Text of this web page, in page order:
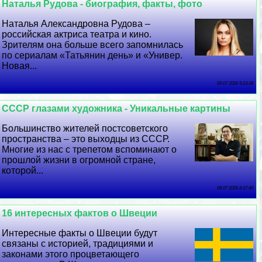
Наталья Рудова - биография, факты, фото
Наталья Александровна Рудова –
российская актриса театра и кино.
Зрителям она больше всего запомнилась
по сериалам «Татьянин день» и «Универ.
Новая...
09 07 2026 5:23:34
СССР глазами художника - Уникальные картины
Большинство жителей постсоветского
прострaнcтва – это выходцы из СССР.
Многие из нас с трепетом вспоминают о
прошлой жизни в огромной стране,
которой...
08 07 2026 8:37:40
16 интересных фактов о Швеции
Интересные факты о Швеции будут
связаны с историей, традициями и
законами этого процветающего